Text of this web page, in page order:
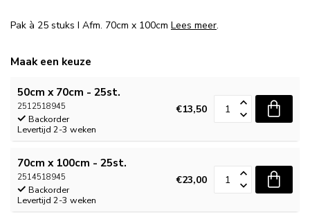
Pak à 25 stuks I Afm. 70cm x 100cm Lees meer.
Maak een keuze
50cm x 70cm - 25st.
2512518945
Backorder
Levertijd 2-3 weken
€13,50
70cm x 100cm - 25st.
2514518945
Backorder
Levertijd 2-3 weken
€23,00